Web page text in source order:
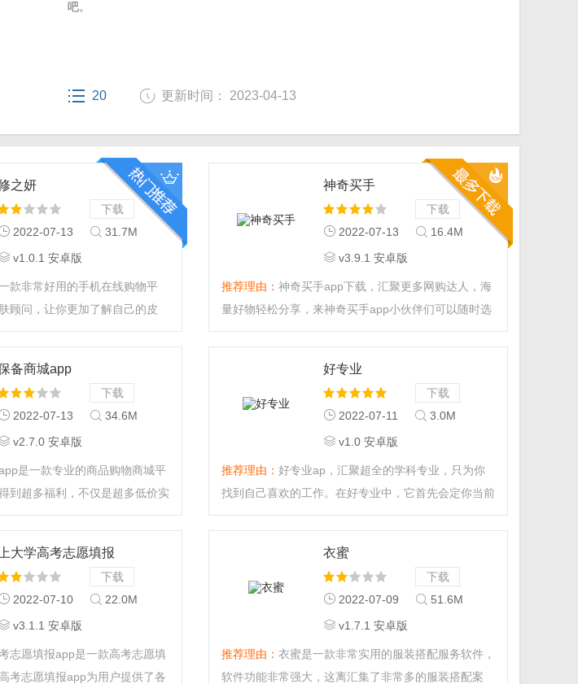
吧。
20 更新时间： 2023-04-13
下载
之妍
2022-07-13
31.7M
v1.0.1 安卓版
款非常好用的手机在线购物平
顾问，让你更加了解自己的皮
下载
神奇买手
2022-07-13
16.4M
v3.9.1 安卓版
推荐理由： 神奇买手app下载，汇聚更多网购达人，海
量好物轻松分享，来神奇买手app小伙伴们可以随时选
下载
备商城app
2022-07-13
34.6M
v2.7.0 安卓版
是一款专业的商品购物商城平
到超多福利，不仅是超多低价实
下载
好专业
2022-07-11
3.0M
v1.0 安卓版
推荐理由： 好专业ap，汇聚超全的学科专业，只为你
找到自己喜欢的工作。在好专业中，它首先会定你当前
下载
上大学高考志愿填报
2022-07-10
22.0M
v3.1.1 安卓版
考志愿填报app是一款高考志愿填
考志愿填报app为用户提供了各
下载
衣蜜
2022-07-09
51.6M
v1.7.1 安卓版
推荐理由： 衣蜜是一款非常实用的服装搭配服务软件，
软件功能非常强大，这离汇集了非常多的服装搭配案